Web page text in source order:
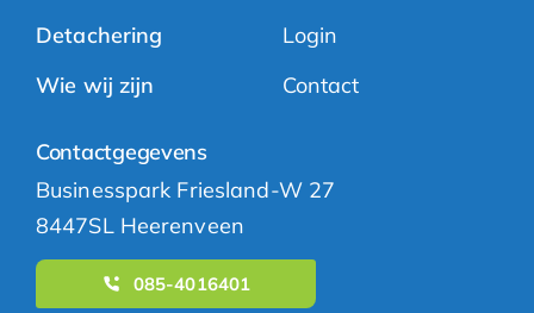
Detachering
Wie wij zijn
Login
Contact
Contactgegevens
Businesspark Friesland-W 27
8447SL Heerenveen
085-4016401